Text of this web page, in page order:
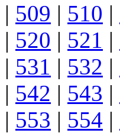
| 509 | 510 |
| 520 | 521 |
| 531 | 532 |
| 542 | 543 |
| 553 | 554 |